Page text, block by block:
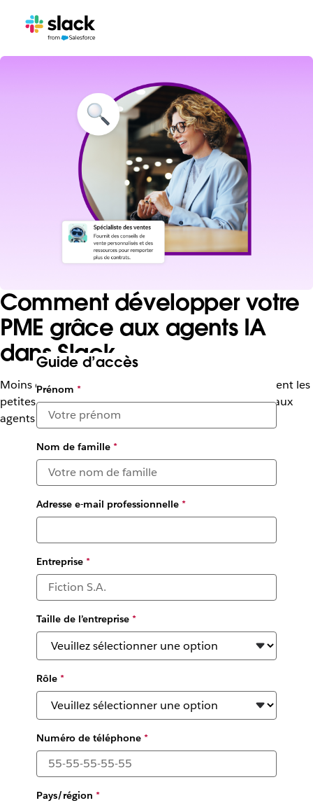
Comment développer votre
PME grâce aux agents IA
dans Slack
Moins de tâches répétitives, plus de stratégie : comment les
petites entreprises maximisent leur rentabilité grâce aux
agents IA dans Slack
Guide d’accès
Prénom *
Nom de famille*
Adresse e-mail professionnelle*
Entreprise*
Taille de l’entreprise*
Rôle*
Numéro de téléphone*
Pays/région *